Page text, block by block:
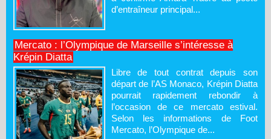
d’entraîneur principal...
Mercato : l’Olympique de Marseille s’intéresse à
Krépin Diatta
Libre de tout contrat depuis son
départ de l’AS Monaco, Krépin Diatta
pourrait rapidement rebondir à
l’occasion de ce mercato estival.
Selon les informations de Foot
Mercato, l’Olympique de...